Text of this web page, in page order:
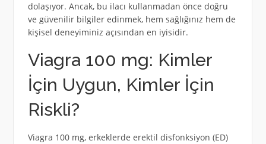
dolaşıyor. Ancak, bu ilacı kullanmadan önce doğru
ve güvenilir bilgiler edinmek, hem sağlığınız hem de
kişisel deneyiminiz açısından en iyisidir.
Viagra 100 mg: Kimler
İçin Uygun, Kimler İçin
Riskli?
Viagra 100 mg, erkeklerde erektil disfonksiyon (ED)